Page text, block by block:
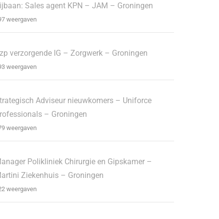
Sales agent KPN – JAM – Groningen
weergaven
verzorgende IG – Zorgwerk – Groningen
weergaven
Adviseur nieuwkomers – Uniforce
– Groningen
weergaven
Polikliniek Chirurgie en Gipskamer –
Ziekenhuis – Groningen
weergaven